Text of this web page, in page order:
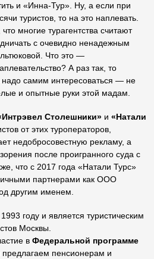
и «Инна-Тур». Ну, а если при
туристов, то на это наплевать.
многие турагентства считают
с очевидно ненадежным
Что это —
А раз так, то
надо самим интересоваться — не
и опытные руки этой мадам.
Столешники» и «Натали
от этих туроператоров,
недобросовестную рекламу, а
после проигранного суда с
что с 2017 года «Натали Турс»
партнерами как ООО
другим именем.
году и является туристическим
Москвы.
в Федеральной программе
предлагаем пенсионерам и